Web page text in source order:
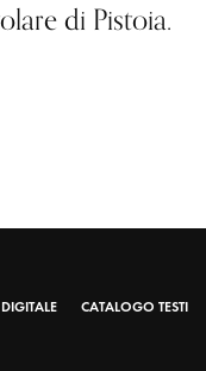
di Pistoia.
CATALOGO TESTI